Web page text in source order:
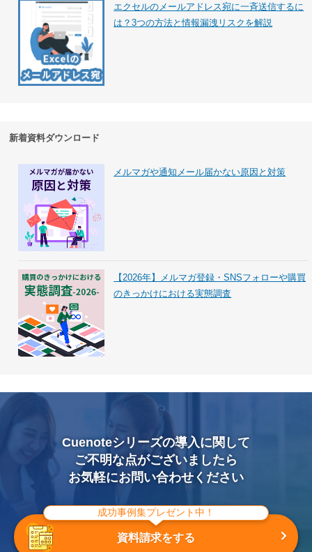
エクセルのメールアドレス宛に一斉送信するに
は？3つの方法と情報漏洩リスクを解説
新着資料ダウンロード
メルマガや通知メール届かない原因と対策
【2026年】メルマガ登録・SNSフォローや購買
のきっかけにおける実態調査
Cuenoteシリーズの導入に関して
ご不明な点がございましたら
お気軽にお問い合わせください
成功事例集プレゼント中！
資料請求をする